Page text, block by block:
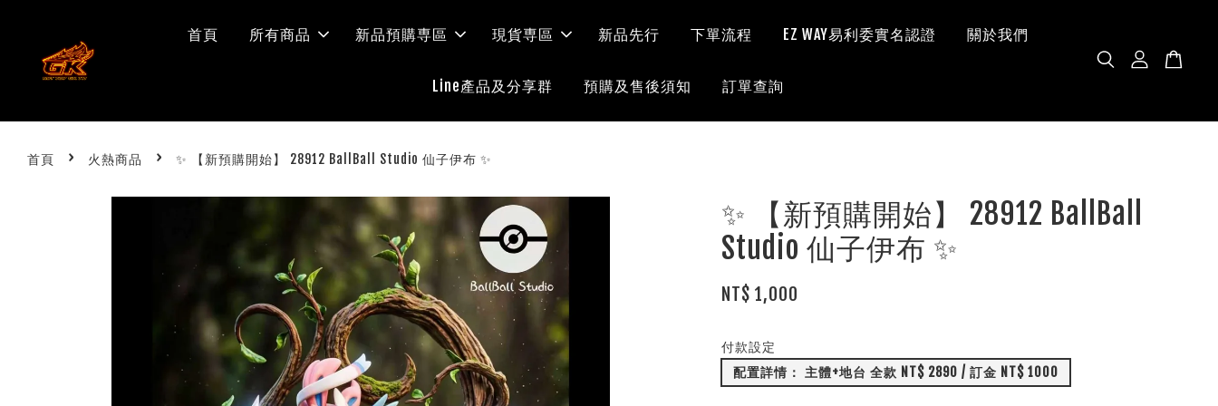
首頁 所有商品 新品預購専區 現貨専區 新品先行 下單流程 EZ WAY易利委實名認證 關於我們
Line產品及分享群 預購及售後須知 訂單查詢
首頁 › 火熱商品 › ✨ 【新預購開始】 28912 BallBall Studio 仙子伊布 ✨
✨ 【新預購開始】 28912 BallBall
Studio 仙子伊布 ✨
NT$ 1,000
付款設定
配置詳情： 主體+地台 全款 NT$ 2890 / 訂金 NT$ 1000